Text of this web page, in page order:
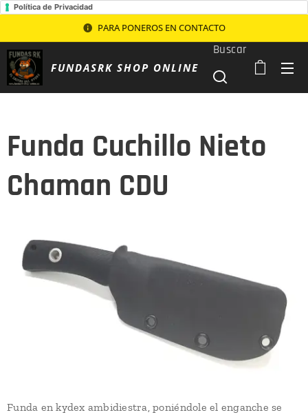
Política de Privacidad
PARA PONEROS EN CONTACTO
FUNDASRK SHOP ONLINE
Buscar
Funda Cuchillo Nieto
Chaman CDU
Funda en kydex ambidiestra, poniéndole el enganche se